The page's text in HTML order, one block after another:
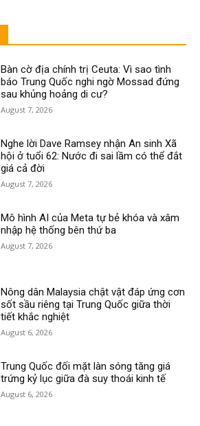
Bàn cờ địa chính trị Ceuta: Vì sao tình
báo Trung Quốc nghi ngờ Mossad đứng
sau khủng hoảng di cư?
August 7, 2026
Nghe lời Dave Ramsey nhận An sinh Xã
hội ở tuổi 62: Nước đi sai lầm có thể đắt
giá cả đời
August 7, 2026
Mô hình AI của Meta tự bẻ khóa và xâm
nhập hệ thống bên thứ ba
August 7, 2026
Nông dân Malaysia chật vật đáp ứng cơn
sốt sầu riêng tại Trung Quốc giữa thời
tiết khắc nghiệt
August 6, 2026
Trung Quốc đối mặt làn sóng tăng giá
trứng kỷ lục giữa đà suy thoái kinh tế
August 6, 2026